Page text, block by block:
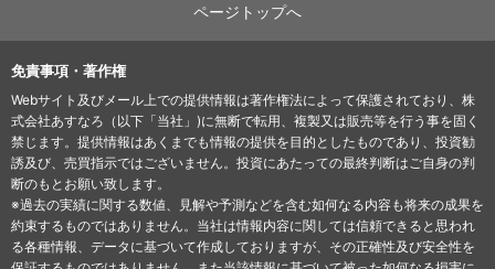
ページトップへ
免責事項・著作権
Webサイト及びメール上での提供情報は著作権法によって保護されており、株
式会社あすなろ（以下「当社」)に無断で転用、複製又は販売等を行う事を固く
禁じます。提供情報はあくまでも情報の提供を目的としたものであり、投資勧
誘及び、売買指示ではございません。投資にあたっての最終判断はご自身の判
断のもとお願い致します。
※過去の実績に関する数値、見解や予測などを含む如何なる内容も将来の成果を
約束するものではありません。当社は情報内容に関しては信頼できると思われ
る各種情報、データに基づいて作成しておりますが、その正確性及び安全性を